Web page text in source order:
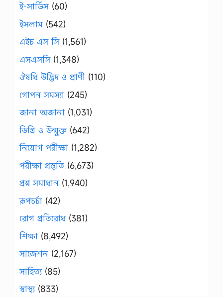
ই-সার্ভিস(60)
ইসলাম(542)
এইচ এস সি(1,561)
এসএসসি(1,348)
ঔষধি উদ্ভিদ ও প্রাণী (110)
গোপন সমস্যা (245)
জানা অজানা (1,031)
ডিগ্রি ও উন্মুক্ত (642)
নিয়োগ পরীক্ষা (1,282)
পরীক্ষা প্রস্তুতি (6,673)
প্রশ্ন সমাধান (1,940)
রূপচর্চা (42)
রোগ প্রতিরোধ(381)
শিক্ষা (8,492)
সাজেশন (2,167)
সাহিত্য(85)
স্বাস্থ্য(833)